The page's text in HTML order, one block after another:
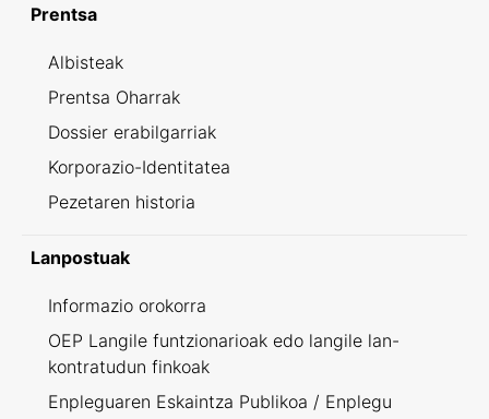
Prentsa
Albisteak
Prentsa Oharrak
Dossier erabilgarriak
Korporazio-Identitatea
Pezetaren historia
Lanpostuak
Informazio orokorra
OEP Langile funtzionarioak edo langile lan-
kontratudun finkoak
Enpleguaren Eskaintza Publikoa / Enplegu